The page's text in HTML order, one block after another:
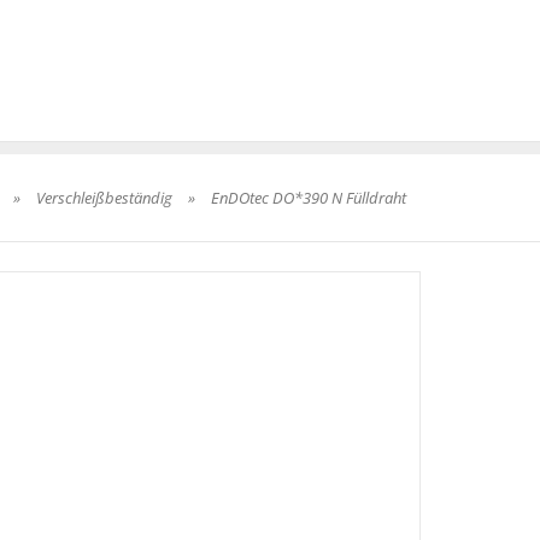
» Verschleißbeständig » EnDOtec DO*390 N Fülldraht